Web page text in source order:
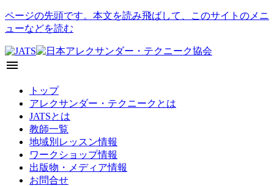
ページの先頭です。本文を読み飛ばして、このサイトのメニ
ューなどを読む
menu
トップ
アレクサンダー・テクニークとは
JATSとは
教師一覧
地域別レッスン情報
ワークショップ情報
出版物・メディア情報
お問合せ